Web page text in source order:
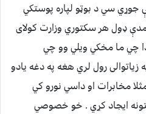
جوړي سي د بوټو لپاره پوستکي
ډول هر سکتوري وزارت کولای
چي ما مخکي ویلي وو چي
رول لري هغه په دغه یادو
مخابرات او داسي نورو کي
ایجاد کړي . خو خصوصي